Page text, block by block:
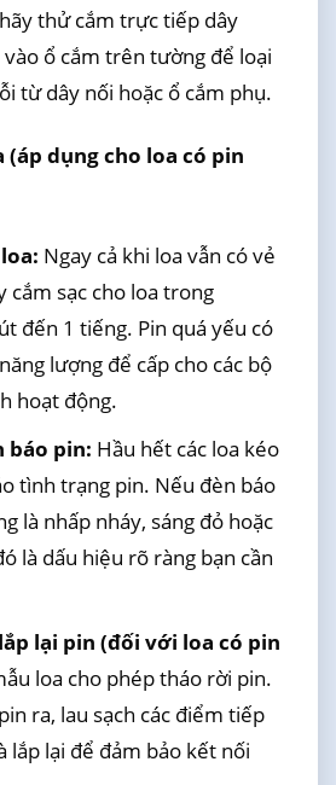
thử cắm trực tiếp dây
vào ổ cắm trên tường để loại
từ dây nối hoặc ổ cắm phụ.
dụng cho loa có pin
Ngay cả khi loa vẫn có vẻ
cắm sạc cho loa trong
đến 1 tiếng. Pin quá yếu có
lượng để cấp cho các bộ
hoạt động.
báo pin: Hầu hết các loa kéo
tình trạng pin. Nếu đèn báo
là nhấp nháy, sáng đỏ hoặc
là dấu hiệu rõ ràng bạn cần
lại pin (đối với loa có pin
loa cho phép tháo rời pin.
ra, lau sạch các điểm tiếp
lắp lại để đảm bảo kết nối